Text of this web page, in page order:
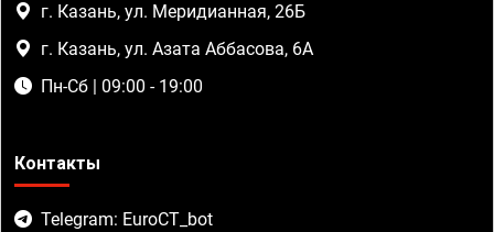
г. Казань, ул. Меридианная, 26Б
г. Казань, ул. Азата Аббасова, 6А
Пн-Сб | 09:00 - 19:00
Контакты
Telegram: EuroCT_bot